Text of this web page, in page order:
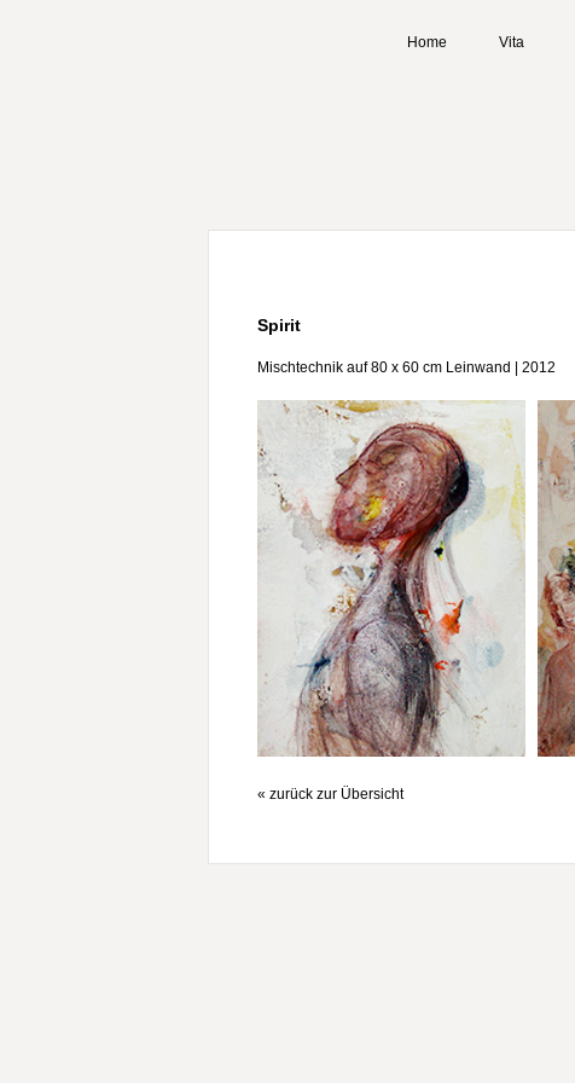
Home Vita
Spirit
Mischtechnik auf 80 x 60 cm Leinwand | 2012
« zurück zur Übersicht